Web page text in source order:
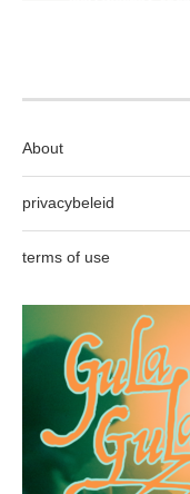
About
privacybeleid
terms of use